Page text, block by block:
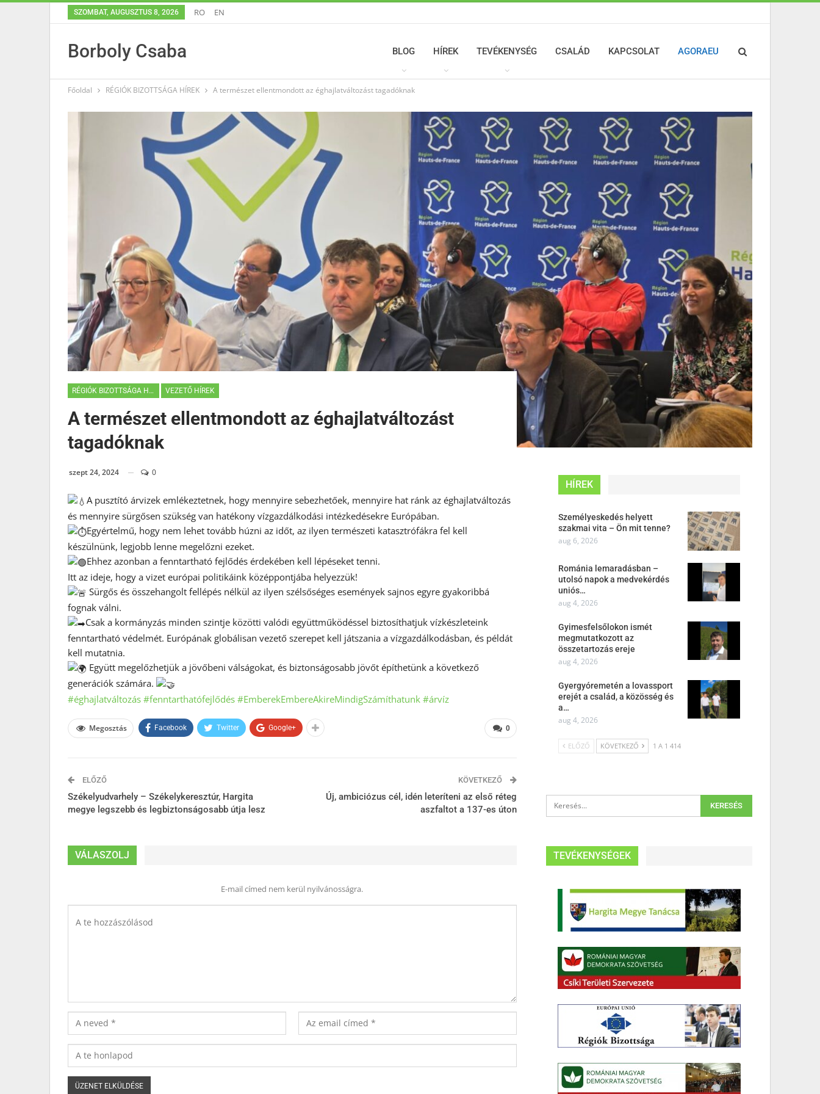
SZOMBAT, AUGUSZTUS 8, 2026 RO EN
Borboly Csaba BLOG HÍREK TEVÉKENYSÉG CSALÁD KAPCSOLAT AGORAEU
Főoldal RÉGIÓK BIZOTTSÁGA HÍREK A természet ellentmondott az éghajlatváltozást tagadóknak
RÉGIÓK BIZOTTSÁGA HÍREK VEZETŐ HÍREK
A természet ellentmondott az éghajlatváltozást
tagadóknak
szept 24, 2024 0
A pusztító árvizek emlékeztetnek, hogy mennyire sebezhetőek, mennyire hat ránk az éghajlatváltozás
és mennyire sürgősen szükség van hatékony vízgazdálkodási intézkedésekre Európában.
Egyértelmű, hogy nem lehet tovább húzni az időt, az ilyen természeti katasztrófákra fel kell
készülnünk, legjobb lenne megelőzni ezeket.
Ehhez azonban a fenntartható fejlődés érdekében kell lépéseket tenni.
Itt az ideje, hogy a vizet európai politikáink középpontjába helyezzük!
Sürgős és összehangolt fellépés nélkül az ilyen szélsőséges események sajnos egyre gyakoribbá
fognak válni.
Csak a kormányzás minden szintje közötti valódi együttműködéssel biztosíthatjuk vízkészleteink
fenntartható védelmét. Európának globálisan vezető szerepet kell játszania a vízgazdálkodásban, és példát
kell mutatnia.
Együtt megelőzhetjük a jövőbeni válságokat, és biztonságosabb jövőt építhetünk a következő
generációk számára.
#éghajlatváltozás #fenntarthatófejlődés #EmberekEmbereAkireMindigSzámíthatunk #árvíz
0
Megosztás Facebook Twitter Google+
ELŐZŐ
Székelyudvarhely – Székelykeresztúr, Hargita
megye legszebb és legbiztonságosabb útja lesz
KÖVETKEZŐ
Új, ambiciózus cél, idén leteríteni az első réteg
aszfaltot a 137-es úton
VÁLASZOLJ
E-mail címed nem kerül nyilvánosságra.
HÍREK
Személyeskedés helyett
szakmai vita – Ön mit tenne?
aug 6, 2026
Románia lemaradásban –
utolsó napok a medvekérdés
uniós…
aug 4, 2026
Gyimesfelsőlokon ismét
megmutatkozott az
összetartozás ereje
aug 4, 2026
Gyergyóremetén a lovassport
erejét a család, a közösség és
a…
aug 4, 2026
ELŐZŐ KÖVETKEZŐ 1 A 1 414
TEVÉKENYSÉGEK